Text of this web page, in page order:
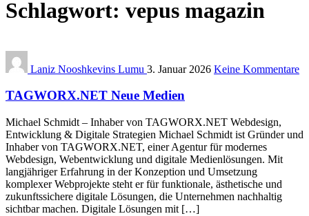
Schlagwort: vepus magazin
Laniz Nooshkevins Lumu 3. Januar 2026 Keine Kommentare
TAGWORX.NET Neue Medien
Michael Schmidt – Inhaber von TAGWORX.NET Webdesign,
Entwicklung & Digitale Strategien Michael Schmidt ist Gründer und
Inhaber von TAGWORX.NET, einer Agentur für modernes
Webdesign, Webentwicklung und digitale Medienlösungen. Mit
langjähriger Erfahrung in der Konzeption und Umsetzung
komplexer Webprojekte steht er für funktionale, ästhetische und
zukunftssichere digitale Lösungen, die Unternehmen nachhaltig
sichtbar machen. Digitale Lösungen mit […]